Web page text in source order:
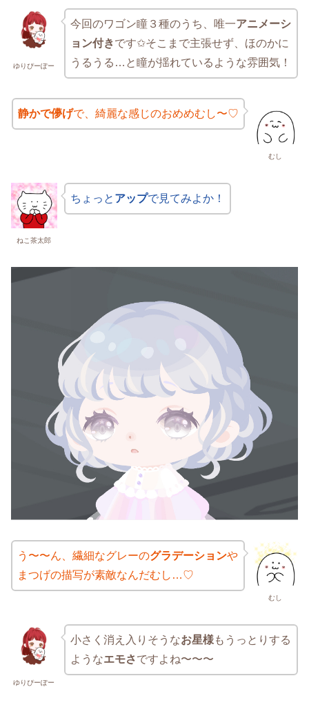
ゆりぴーぽー
今回のワゴン瞳３種のうち、唯一アニメーシ
ョン付きです✩そこまで主張せず、ほのかに
うるうる…と瞳が揺れているような雰囲気！
むし
静かで儚げで、綺麗な感じのおめめむし〜♡
ねこ茶太郎
ちょっと アップで見てみよか！
むし
う〜〜ん、繊細なグレーのグラデーションや
まつげの描写が素敵なんだむし…♡
ゆりぴーぽー
小さく消え入りそうなお星様もうっとりする
ようなエモさですよね〜〜〜